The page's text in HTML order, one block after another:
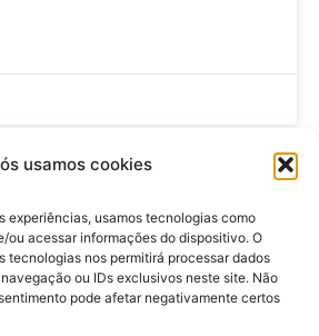
usamos cookies
experiências, usamos tecnologias como
ou acessar informações do dispositivo. O
tecnologias nos permitirá processar dados
ou IDs exclusivos neste site. Não
pode afetar negativamente certos